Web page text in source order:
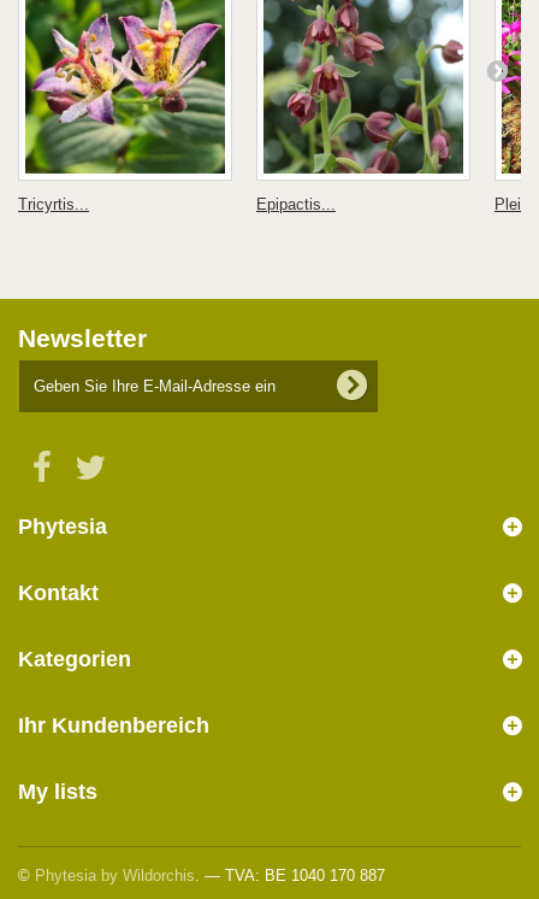
Tricyrtis... Epipactis...
Newsletter
Phytesia
© Phytesia by Wildorchis . — TVA: BE 1040 170 887
Kontakt
Kategorien
Ihr Kundenbereich
My lists